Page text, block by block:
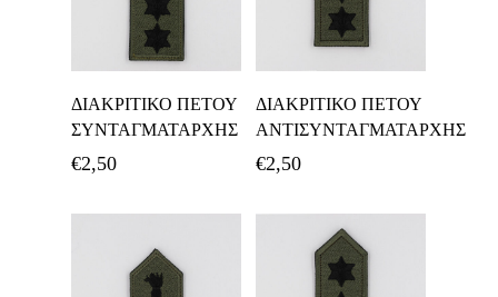
Καλάθι
ΔΙΑΚΡΙΤΙΚΟ ΠΕΤΟΥ
ΣΥΝΤΑΓΜΑΤΑΡΧΗΣ
€2,50
Καλάθι
ΔΙΑΚΡΙΤΙΚΟ ΠΕΤΟΥ
ΑΝΤΙΣΥΝΤΑΓΜΑΤΑΡΧΗΣ
€2,50